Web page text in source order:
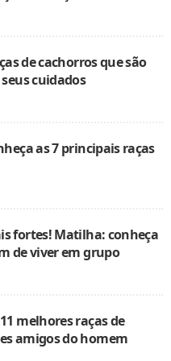
de cachorros que são
cuidados
as 7 principais raças
fortes! Matilha: conheça
de viver em grupo
melhores raças de
amigos do homem